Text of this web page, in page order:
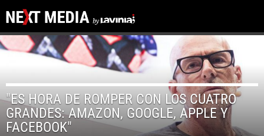
"ES HORA DE ROMPER CON LOS CUATRO
GRANDES: AMAZON, GOOGLE, APPLE Y
FACEBOOK"